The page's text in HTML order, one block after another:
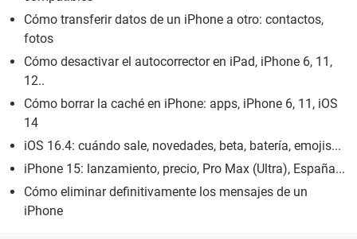
Cómo transferir datos de un iPhone a otro: contactos,
fotos
Cómo desactivar el autocorrector en iPad, iPhone 6, 11,
12..
Cómo borrar la caché en iPhone: apps, iPhone 6, 11, iOS
14
iOS 16.4: cuándo sale, novedades, beta, batería, emojis...
iPhone 15: lanzamiento, precio, Pro Max (Ultra), España...
Cómo eliminar definitivamente los mensajes de un
iPhone